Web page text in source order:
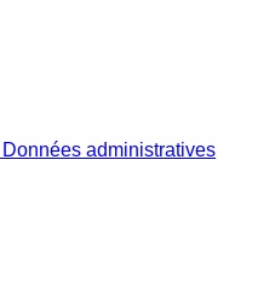
Données administratives